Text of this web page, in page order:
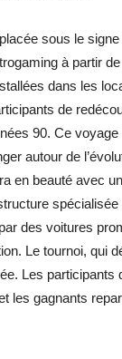
sous le
à partir
dans les
de
90. Ce
autour de
en beauté avec
des voitures
Le tournoi, qui
Les participants
les gagnants